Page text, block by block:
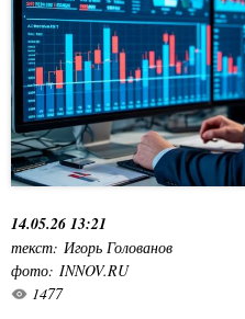
14.05.26 13:21
текст: Игорь Голованов
фото: INNOV.RU
1477